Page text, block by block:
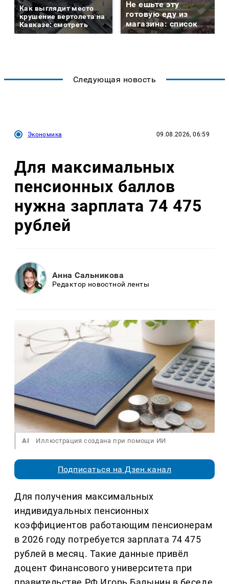
Как выглядит место
крушение вертолета на
Кавказе: смотреть
Не ешьте эту
готовую еду из
магазина: список
Следующая новость
Экономика 09.08.2026, 06:59
Для максимальных
пенсионных баллов
нужна зарплата 74 475
рублей
Анна Сальникова
Редактор новостной ленты
AI Иллюстрация создана при помощи ИИ
Подписаться на Дзен.канал
Для получения максимальных
индивидуальных пенсионных
коэффициентов работающим пенсионерам
в 2026 году потребуется зарплата 74 475
рублей в месяц. Такие данные привёл
доцент Финансового университета при